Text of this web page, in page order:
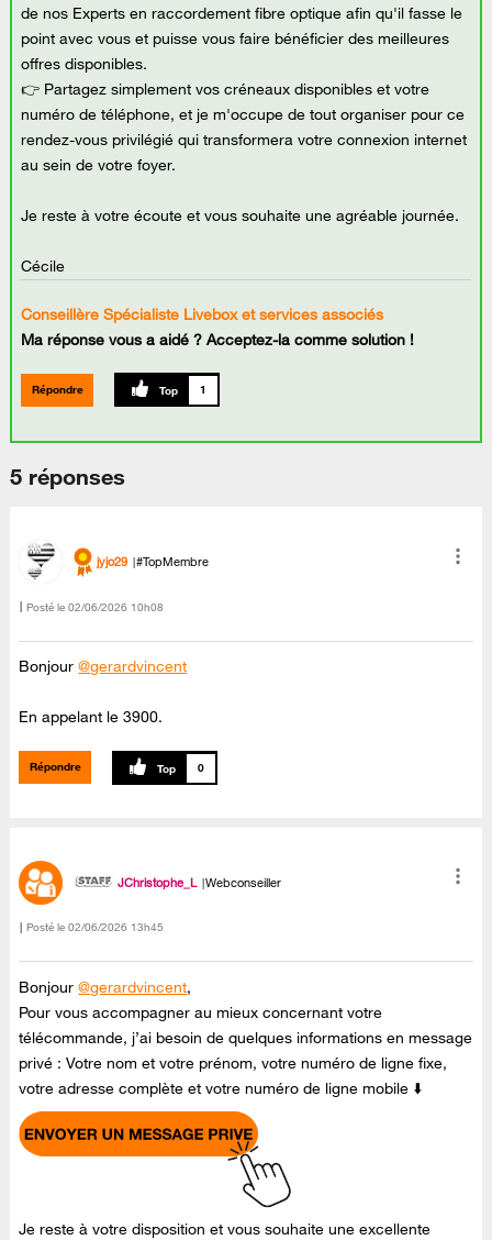
de nos Experts en raccordement fibre optique afin qu'il fasse le
point avec vous et puisse vous faire bénéficier des meilleures
offres disponibles.
👉 Partagez simplement vos créneaux disponibles et votre
numéro de téléphone, et je m'occupe de tout organiser pour ce
rendez-vous privilégié qui transformera votre connexion internet
au sein de votre foyer.
Je reste à votre écoute et vous souhaite une agréable journée.
Cécile
Conseillère Spécialiste Livebox et services associés
Ma réponse vous a aidé ? Acceptez-la comme solution !
Répondre 1
5 réponses
jyjo29 #TopMembre
Posté le ‎02/06/2026 10h08
Bonjour@gerardvincent
En appelant le 3900.
Répondre 0
JChristophe_L Webconseiller
Posté le ‎02/06/2026 13h45
Bonjour@gerardvincent,
Pour vous accompagner au mieux concernant votre
télécommande, j’ai besoin de quelques informations en message
privé : Votre nom et votre prénom, votre numéro de ligne fixe,
votre adresse complète et votre numéro de ligne mobile ⬇️
Je reste à votre disposition et vous souhaite une excellente